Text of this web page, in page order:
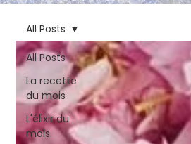
All Posts
La recette
du mois
L'élixir du
mois
All Posts